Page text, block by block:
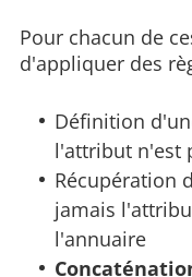
Pour chacun de
d'appliquer des
Définition
l'attribut n'est
Récupération
jamais
l'annuaire